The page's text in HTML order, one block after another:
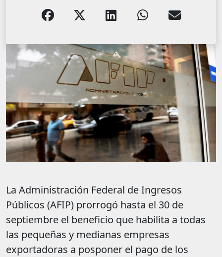
La Administración Federal de Ingresos
Públicos (AFIP) prorrogó hasta el 30 de
septiembre el beneficio que habilita a todas
las pequeñas y medianas empresas
exportadoras a posponer el pago de los